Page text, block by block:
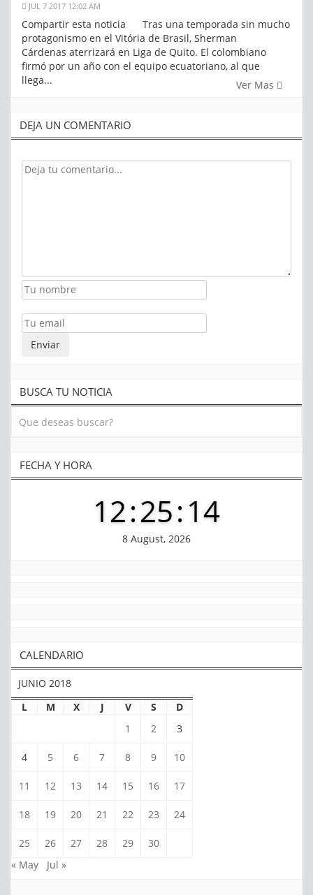
JUL 7 2017 12:02 AM
Compartir esta noticia Tras una temporada sin mucho
protagonismo en el Vitória de Brasil, Sherman
Cárdenas aterrizará en Liga de Quito. El colombiano
firmó por un año con el equipo ecuatoriano, al que
llega...
Ver Mas
DEJA UN COMENTARIO
BUSCA TU NOTICIA
FECHA Y HORA
12:25:15
8 August, 2026
CALENDARIO
JUNIO 2018
L
M X J V S
D
1
2 3
4 5 6 7 8 9 10
11 12 13 14 15 16 17
18 19 20 21 22 23 24
25 26 27 28 29
30
« May
Jul »